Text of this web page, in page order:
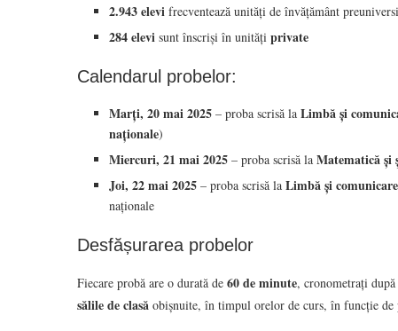
2.943 elevi frecventează unități de învățământ
284 elevi sunt înscriși în unități private
Calendarul probelor:
Marți, 20 mai 2025 – proba scrisă la Limbă și
naționale)
Miercuri, 21 mai 2025 – proba scrisă la Matematică
Joi, 22 mai 2025 – proba scrisă la Limbă și
naționale
Desfășurarea probelor
Fiecare probă are o durată de 60 de minute, cronometrați
sălile de clasă obișnuite, în timpul orelor de curs, în funcție